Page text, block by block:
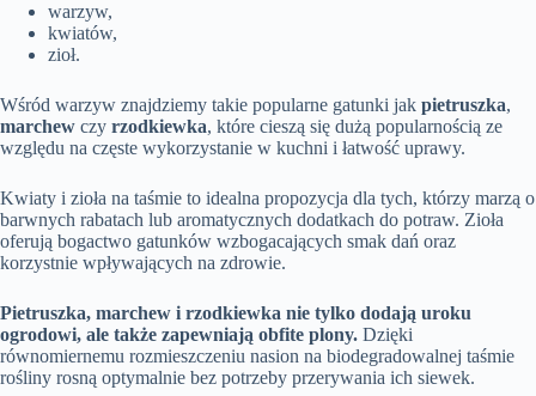
warzyw,
kwiatów,
zioł.
Wśród warzyw znajdziemy takie popularne gatunki jak pietruszka,
marchew czy rzodkiewka, które cieszą się dużą popularnością ze
względu na częste wykorzystanie w kuchni i łatwość uprawy.
Kwiaty i zioła na taśmie to idealna propozycja dla tych, którzy marzą o
barwnych rabatach lub aromatycznych dodatkach do potraw. Zioła
oferują bogactwo gatunków wzbogacających smak dań oraz
korzystnie wpływających na zdrowie.
Pietruszka, marchew i rzodkiewka nie tylko dodają uroku
ogrodowi, ale także zapewniają obfite plony. Dzięki
równomiernemu rozmieszczeniu nasion na biodegradowalnej taśmie
rośliny rosną optymalnie bez potrzeby przerywania ich siewek.